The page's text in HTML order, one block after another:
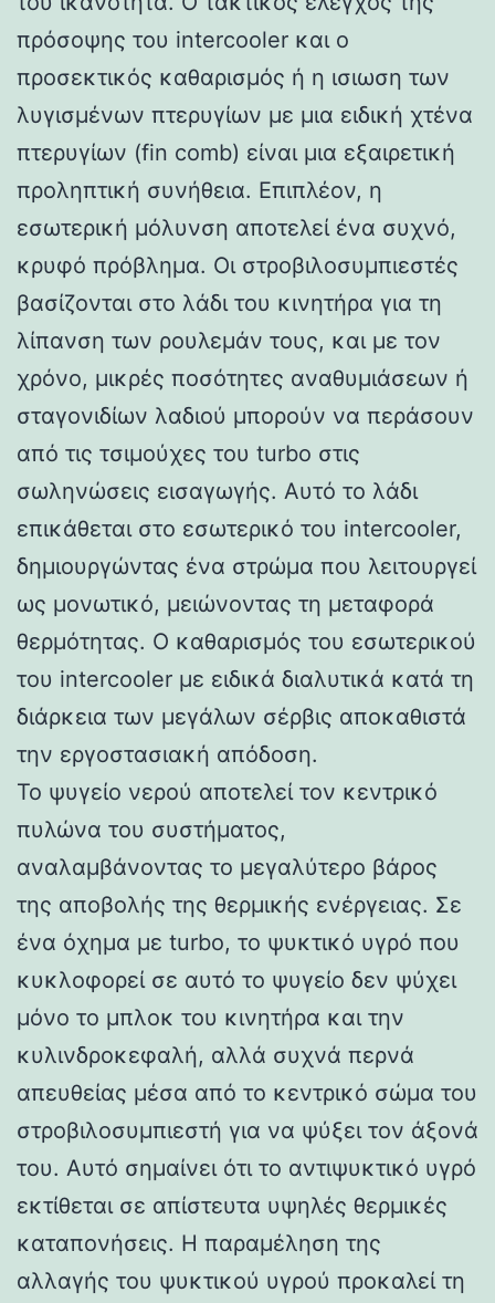
πρόσοψης του intercooler και ο
προσεκτικός καθαρισμός ή η ισιωση των
λυγισμένων πτερυγίων με μια ειδική χτένα
πτερυγίων (fin comb) είναι μια εξαιρετική
προληπτική συνήθεια. Επιπλέον, η
εσωτερική μόλυνση αποτελεί ένα συχνό,
κρυφό πρόβλημα. Οι στροβιλοσυμπιεστές
βασίζονται στο λάδι του κινητήρα για τη
λίπανση των ρουλεμάν τους, και με τον
χρόνο, μικρές ποσότητες αναθυμιάσεων ή
σταγονιδίων λαδιού μπορούν να περάσουν
από τις τσιμούχες του turbo στις
σωληνώσεις εισαγωγής. Αυτό το λάδι
επικάθεται στο εσωτερικό του intercooler,
δημιουργώντας ένα στρώμα που λειτουργεί
ως μονωτικό, μειώνοντας τη μεταφορά
θερμότητας. Ο καθαρισμός του εσωτερικού
του intercooler με ειδικά διαλυτικά κατά τη
διάρκεια των μεγάλων σέρβις αποκαθιστά
την εργοστασιακή απόδοση.
Το ψυγείο νερού αποτελεί τον κεντρικό
πυλώνα του συστήματος,
αναλαμβάνοντας το μεγαλύτερο βάρος
της αποβολής της θερμικής ενέργειας. Σε
ένα όχημα με turbo, το ψυκτικό υγρό που
κυκλοφορεί σε αυτό το ψυγείο δεν ψύχει
μόνο το μπλοκ του κινητήρα και την
κυλινδροκεφαλή, αλλά συχνά περνά
απευθείας μέσα από το κεντρικό σώμα του
στροβιλοσυμπιεστή για να ψύξει τον άξονά
του. Αυτό σημαίνει ότι το αντιψυκτικό υγρό
εκτίθεται σε απίστευτα υψηλές θερμικές
καταπονήσεις. Η παραμέληση της
αλλαγής του ψυκτικού υγρού προκαλεί τη